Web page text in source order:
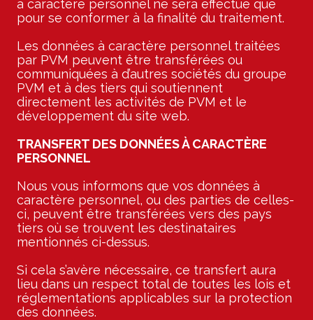
à caractère personnel ne sera effectué que
pour se conformer à la finalité du traitement.
Les données à caractère personnel traitées
par PVM peuvent être transférées ou
communiquées à d’autres sociétés du groupe
PVM et à des tiers qui soutiennent
directement les activités de PVM et le
développement du site web.
TRANSFERT DES DONNÉES À CARACTÈRE
PERSONNEL
Nous vous informons que vos données à
caractère personnel, ou des parties de celles-
ci, peuvent être transférées vers des pays
tiers où se trouvent les destinataires
mentionnés ci-dessus.
Si cela s’avère nécessaire, ce transfert aura
lieu dans un respect total de toutes les lois et
réglementations applicables sur la protection
des données.